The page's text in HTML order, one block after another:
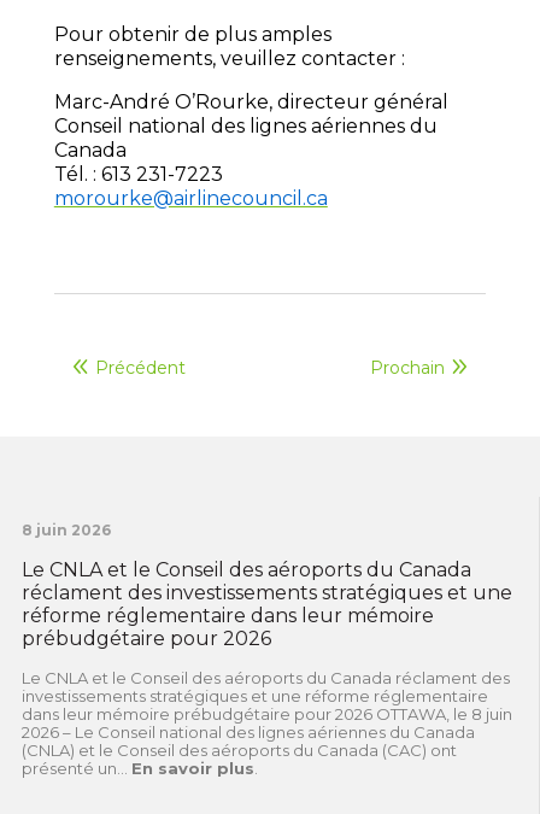
Pour obtenir de plus amples
renseignements, veuillez contacter :
Marc-André O’Rourke, directeur général
Conseil national des lignes aériennes du
Canada
Tél. : 613 231-7223
morourke@airlinecouncil.ca
Précédent Prochain
8 juin 2026
Le CNLA et le Conseil des aéroports du Canada
réclament des investissements stratégiques et une
réforme réglementaire dans leur mémoire
prébudgétaire pour 2026
Le CNLA et le Conseil des aéroports du Canada réclament des
investissements stratégiques et une réforme réglementaire
dans leur mémoire prébudgétaire pour 2026 OTTAWA, le 8 juin
2026 – Le Conseil national des lignes aériennes du Canada
(CNLA) et le Conseil des aéroports du Canada (CAC) ont
présenté un... En savoir plus